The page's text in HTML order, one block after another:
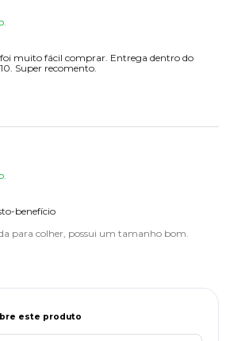
muito fácil comprar. Entrega dentro do
Super recomento.
benefício
para colher, possui um tamanho bom.
este produto